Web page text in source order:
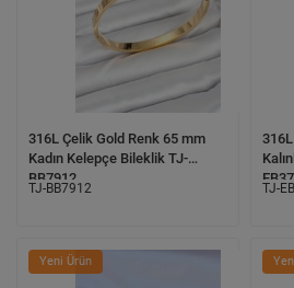
316L Çelik Gold Renk 65 mm
Kadın Kelepçe Bileklik TJ-
BB7912
TJ-BB7912 TJ-
Yeni Ürün